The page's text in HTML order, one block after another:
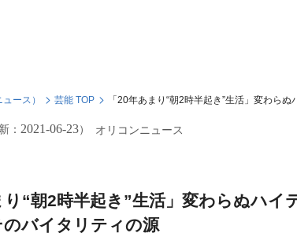
ース） 芸能 TOP 「20年あまり“朝2時半起き”生活」変わら
： 2021-06-23） オリコンニュース
り“朝2時半起き”生活」変わらぬハイ
バイタリティの源